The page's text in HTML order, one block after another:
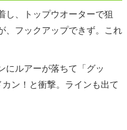
し、トップウオーターで狙
、フックアップできず。これ
にルアーが落ちて「グッ
ン！と衝撃。ラインも出て